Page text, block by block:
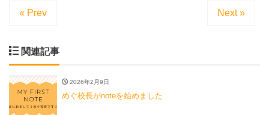
« Prev Next »
関連記事
2026年2月9日
めぐ校長がnoteを始めました